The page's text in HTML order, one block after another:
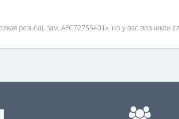
резьба), зам. AFC72755401», но у вас возникли